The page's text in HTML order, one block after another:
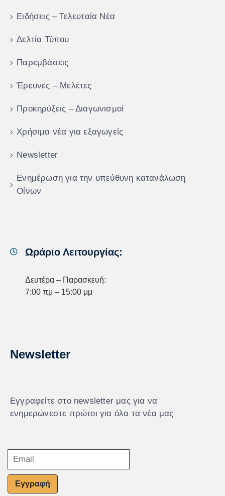
Ειδήσεις – Τελευταία Νέα
Δελτία Τύπου
Παρεμβάσεις
Έρευνες – Μελέτες
Προκηρύξεις – Διαγωνισμοί
Χρήσιμα νέα για εξαγωγείς
Newsletter
Ενημέρωση για την υπεύθυνη κατανάλωση
Οίνων
Ωράριο Λειτουργίας:
Δευτέρα – Παρασκευή:
7:00 πμ – 15:00 μμ
Newsletter
Εγγραφείτε στο newsletter μας για να
ενημερώνεστε πρώτοι για όλα τα νέα μας
Εγγραφή